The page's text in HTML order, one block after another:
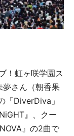
！虹ヶ咲学園ス
夢さん（朝香果
「DiverDiva」
』、クー
』の2曲で